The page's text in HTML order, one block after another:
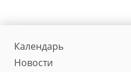
Календарь
Новости